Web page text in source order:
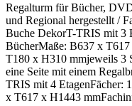
Regalturm für Bücher,
und Regional hergestellt /
Buche DekorT-TRIS mit 3
BücherMaße: B637 x
T180 x H310 mmjeweils 3
eine Seite mit einem
TRIS mit 4 EtagenFächer:
x T617 x H1443